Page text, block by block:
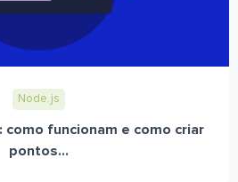
Node.js
como funcionam e como criar
pontos...